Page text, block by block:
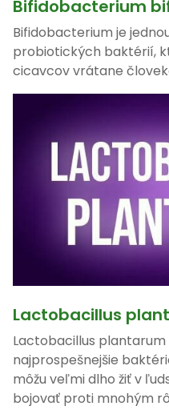
Bifidobacterium
Bifidobacterium je
probiotických baktérií,
cicavcov vrátane
Lactobacillus
Lactobacillus
najprospešnejšie
môžu veľmi dlho žiť v
bojovať proti mnohým